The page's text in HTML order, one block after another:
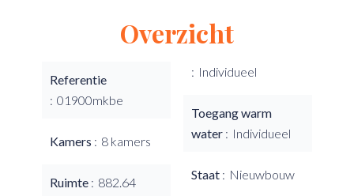
Overzicht
Referentie
01900mkbe
Kamers 8 kamers
Ruimte
882.64
Individueel
Toegang warm
water
Individueel
Staat Nieuwbouw